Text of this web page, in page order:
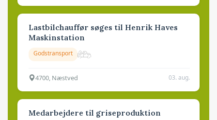
Lastbilchauffør søges til Henrik Haves
Maskinstation
Godstransport
4700, Næstved 03. aug.
Medarbejdere til griseproduktion